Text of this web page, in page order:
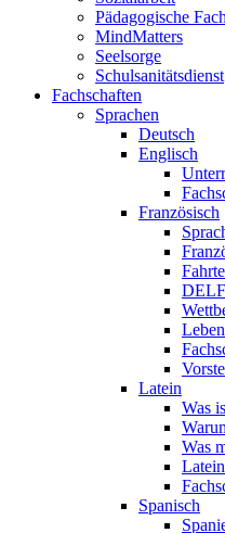
Pädagogische
MindMatters
Seelsorge
Schulsanitätsdienst
Fachschaften
Sprachen
Deutsch
Englisch
Französisch
Latein
Was
Was
Spanisch